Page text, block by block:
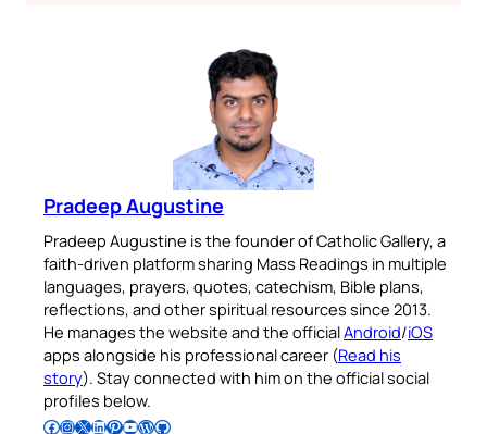
Pradeep Augustine
Pradeep Augustine is the founder of Catholic Gallery, a
faith-driven platform sharing Mass Readings in multiple
languages, prayers, quotes, catechism, Bible plans,
reflections, and other spiritual resources since 2013.
He manages the website and the officialAndroid/iOS
apps alongside his professional career (Read his
story). Stay connected with him on the official social
profiles below.
Follow Pradeep on Facebook Follow Pradeep on InstagramFollow Pradeep on X Follow Pradeep on LinkedIn Follow Pradeep on Pinterest Subscribe to Pradeep’s Youtube Channel Follow Pradeep on WordPress Follow Pradeep on GitHub